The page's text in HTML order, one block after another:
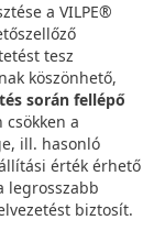
a VILPE®
tesz
köszönhető,
során fellépő
csökken a
ill. hasonló
érték érhető
legrosszabb
biztosít.